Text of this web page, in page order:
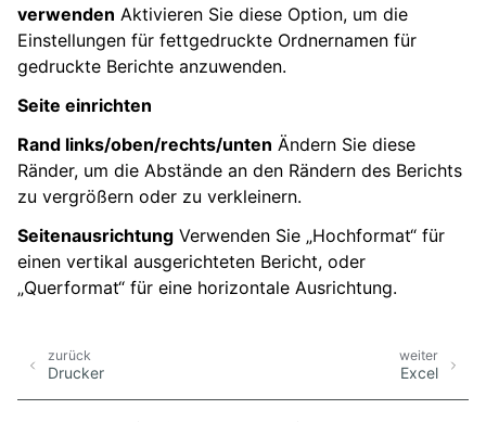
verwenden Aktivieren Sie diese Option, um die
Einstellungen für fettgedruckte Ordnernamen für
gedruckte Berichte anzuwenden.
Seite einrichten
Rand links/oben/rechts/unten Ändern Sie diese
Ränder, um die Abstände an den Rändern des Berichts
zu vergrößern oder zu verkleinern.
Seitenausrichtung Verwenden Sie „Hochformat“ für
einen vertikal ausgerichteten Bericht, oder
„Querformat“ für eine horizontale Ausrichtung.
weiter
Excel
zurück
Drucker